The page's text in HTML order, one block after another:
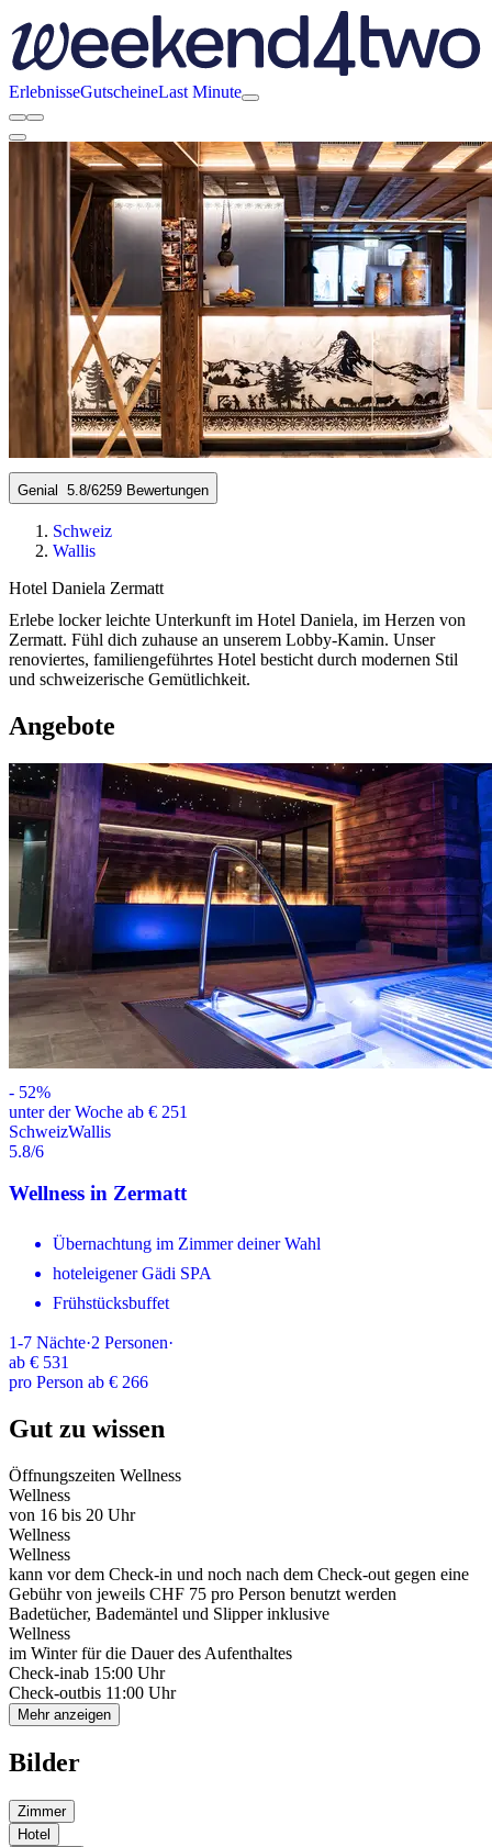
ErlebnisseGutscheineLast Minute
Genial 5.8/6259 Bewertungen
Schweiz
Wallis
Hotel Daniela Zermatt
Erlebe locker leichte Unterkunft im Hotel Daniela, im Herzen von
Zermatt. Fühl dich zuhause an unserem Lobby-Kamin. Unser
renoviertes, familiengeführtes Hotel besticht durch modernen Stil
und schweizerische Gemütlichkeit.
Angebote
- 52%
unter der Woche ab € 251
SchweizWallis
5.8/6
Wellness in Zermatt
Übernachtung im Zimmer deiner Wahl
hoteleigener Gädi SPA
Frühstücksbuffet
1-7 Nächte·2 Personen·
ab € 531
pro Person ab € 266
Gut zu wissen
Öffnungszeiten Wellness
Wellness
von 16 bis 20 Uhr
Wellness
Wellness
kann vor dem Check-in und noch nach dem Check-out gegen eine
Gebühr von jeweils CHF 75 pro Person benutzt werden
Badetücher, Bademäntel und Slipper inklusive
Wellness
im Winter für die Dauer des Aufenthaltes
Check-inab 15:00 Uhr
Check-outbis 11:00 Uhr
Mehr anzeigen
Bilder
Zimmer
Hotel